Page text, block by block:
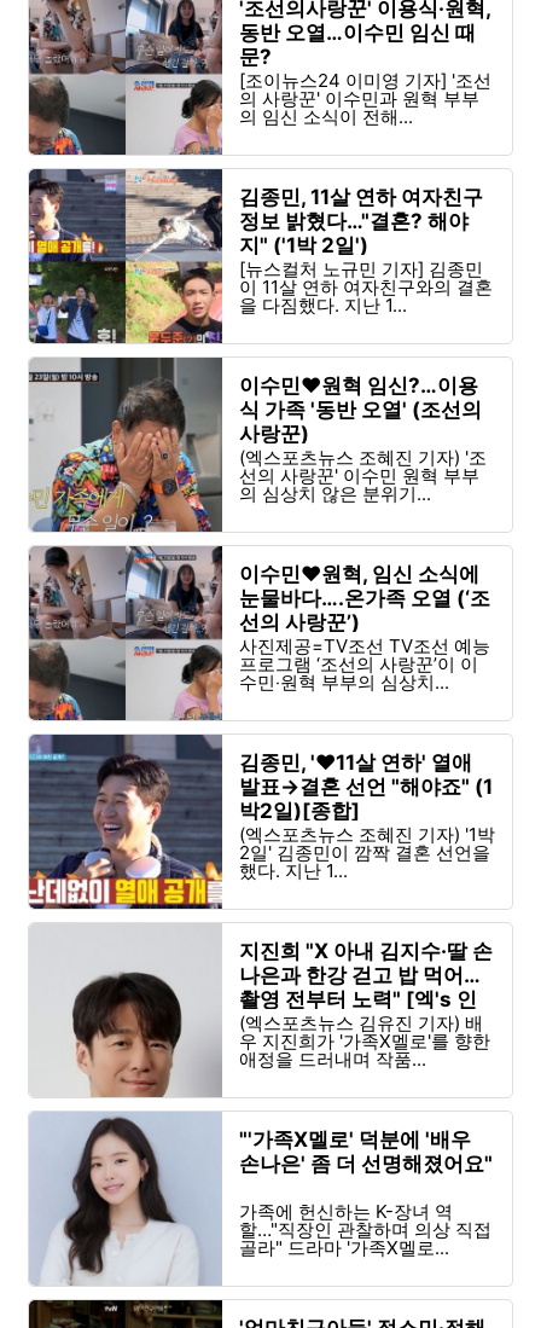
'조선의사랑꾼' 이용식·원혁,
동반 오열…이수민 임신 때
문?
[조이뉴스24 이미영 기자] '조선
의 사랑꾼' 이수민과 원혁 부부
의 임신 소식이 전해...
김종민, 11살 연하 여자친구
정보 밝혔다…"결혼? 해야
지" ('1박 2일')
[뉴스컬처 노규민 기자] 김종민
이 11살 연하 여자친구와의 결혼
을 다짐했다. 지난 1...
이수민♥원혁 임신?…이용
식 가족 '동반 오열' (조선의
사랑꾼)
(엑스포츠뉴스 조혜진 기자) '조
선의 사랑꾼' 이수민 원혁 부부
의 심상치 않은 분위기...
이수민♥원혁, 임신 소식에
눈물바다….온가족 오열 (‘조
선의 사랑꾼’)
사진제공=TV조선 TV조선 예능
프로그램 ‘조선의 사랑꾼’이 이
수민‧원혁 부부의 심상치...
김종민, '♥11살 연하' 열애
발표→결혼 선언 "해야죠" (1
박2일)[종합]
(엑스포츠뉴스 조혜진 기자) '1박
2일' 김종민이 깜짝 결혼 선언을
했다. 지난 1...
지진희 "X 아내 김지수·딸 손
나은과 한강 걷고 밥 먹어…
촬영 전부터 노력" [엑's 인
터뷰]
(엑스포츠뉴스 김유진 기자) 배
우 지진희가 '가족X멜로'를 향한
애정을 드러내며 작품...
"'가족X멜로' 덕분에 '배우
손나은' 좀 더 선명해졌어요"
가족에 헌신하는 K-장녀 역
할…"직장인 관찰하며 의상 직접
골라" 드라마 '가족X멜로...